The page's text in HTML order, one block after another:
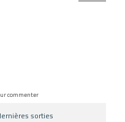
commenter
sorties